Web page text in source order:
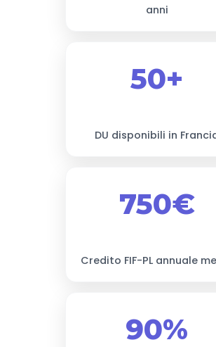
anni
50+
DU disponibili in
750€
Credito FIF-PL annuale
90%